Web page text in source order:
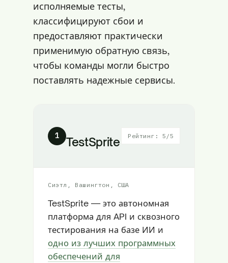
исполняемые тесты,
классифицируют сбои и
предоставляют практически
применимую обратную связь,
чтобы команды могли быстро
поставлять надежные сервисы.
1 TestSprite Рейтинг: 5/5
Сиэтл, Вашингтон, США
TestSprite — это автономная
платформа для API и сквозного
тестирования на базе ИИ и
одно из лучших программных
обеспечений для